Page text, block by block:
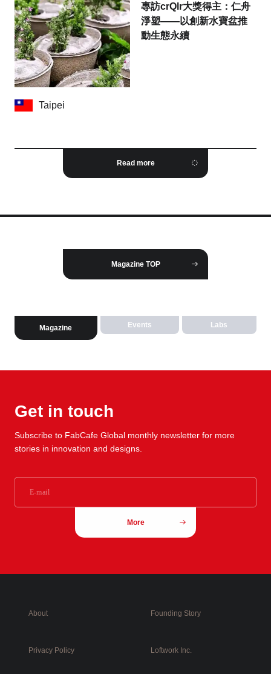
專訪crQlr大獎得主：仁舟
淨塑——以創新水寶盆推
動生態永續
Taipei
Read more
Magazine TOP
Magazine Events Labs
Get in touch
Subscribe to FabCafe Global monthly newsletter for more
stories in innovation and designs.
More
About Founding Story
Privacy Policy Loftwork Inc.